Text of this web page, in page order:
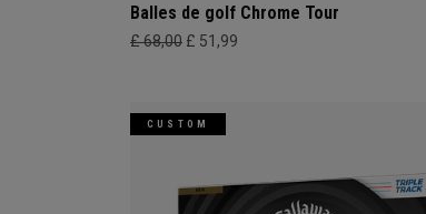
Balles de golf Chrome Tour
£ 68,00 £ 51,99
CUSTOM